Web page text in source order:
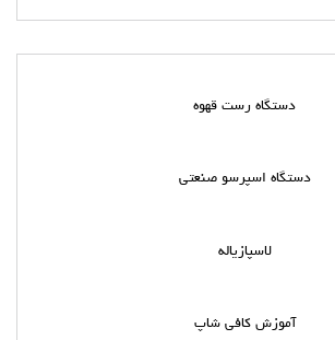
دستگاه رست قهوه
دستگاه اسپرسو صنعتی
لاسپازیاله
آموزش کافی شاپ